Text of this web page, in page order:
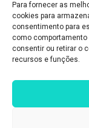
Para fornecer as
cookies para
consentimento para
como comportamento
consentir ou retirar o
recursos e funções.
Ed.